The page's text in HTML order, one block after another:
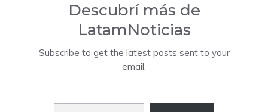
Descubrí más de
LatamNoticias
Subscribe to get the latest posts sent to your
email.
Escribí tu correo electrónico…